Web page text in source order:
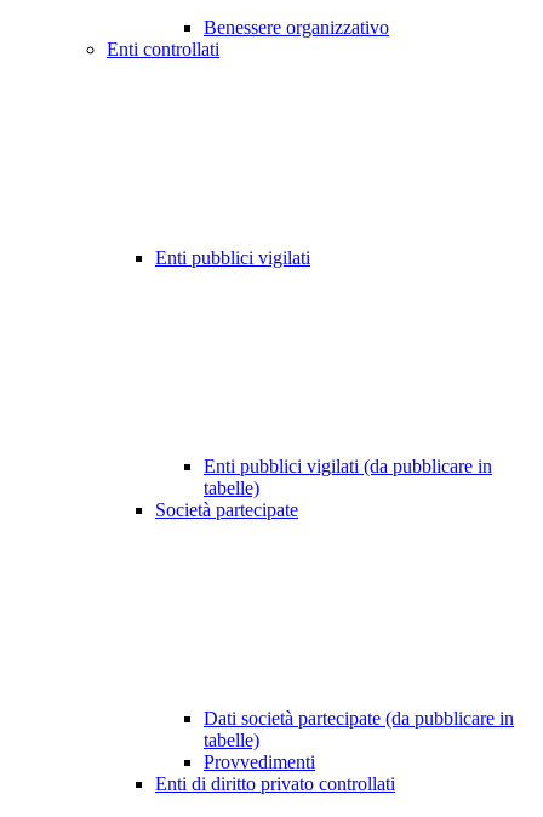
Benessere organizzativo
Enti controllati
Enti pubblici vigilati
Enti pubblici vigilati (da pubblicare in
tabelle)
Società partecipate
Dati società partecipate (da pubblicare in
tabelle)
Provvedimenti
Enti di diritto privato controllati